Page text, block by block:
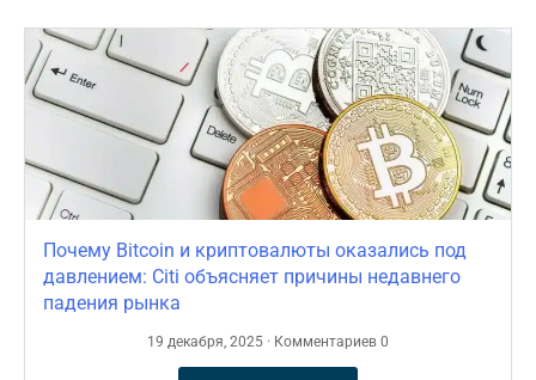
Почему Bitcoin и криптовалюты оказались под
давлением: Citi объясняет причины недавнего
падения рынка
19 декабря, 2025 · Комментариев 0